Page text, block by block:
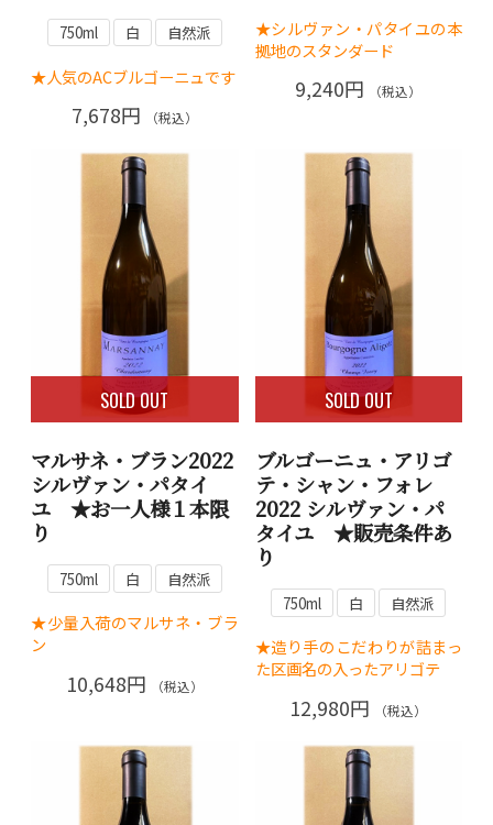
750ml 白 自然派
★人気のACブルゴーニュです
7,678円 （税込）
★シルヴァン・パタイユの本
拠地のスタンダード
9,240円 （税込）
SOLD OUT
マルサネ・ブラン2022
シルヴァン・パタイ
ユ ★お一人様１本限
り
750ml 白 自然派
★少量入荷のマルサネ・ブラ
ン
10,648円 （税込）
SOLD OUT
ブルゴーニュ・アリゴ
テ・シャン・フォレ
2022 シルヴァン・パ
タイユ ★販売条件あ
り
750ml 白 自然派
★造り手のこだわりが詰まっ
た区画名の入ったアリゴテ
12,980円 （税込）